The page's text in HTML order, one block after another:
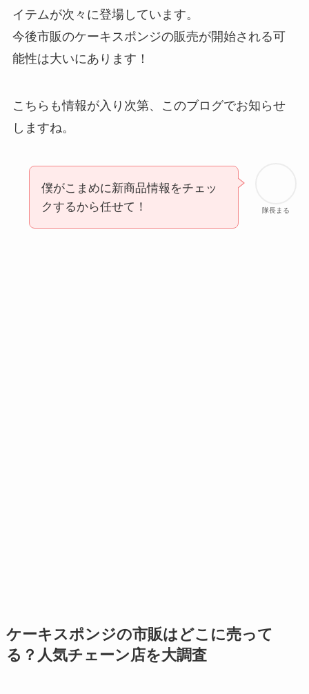
イテムが次々に登場しています。
今後市販のケーキスポンジの販売が開始される可
能性は大いにあります！
こちらも情報が入り次第、このブログでお知らせ
しますね。
隊長まる
僕がこまめに新商品情報をチェッ
クするから任せて！
ケーキスポンジの市販はどこに売って
る？人気チェーン店を大調査